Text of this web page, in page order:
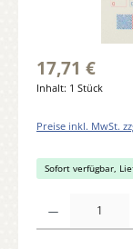
17,71 €
Inhalt: 1 Stück
Preise inkl. MwSt.
Sofort verfügbar,